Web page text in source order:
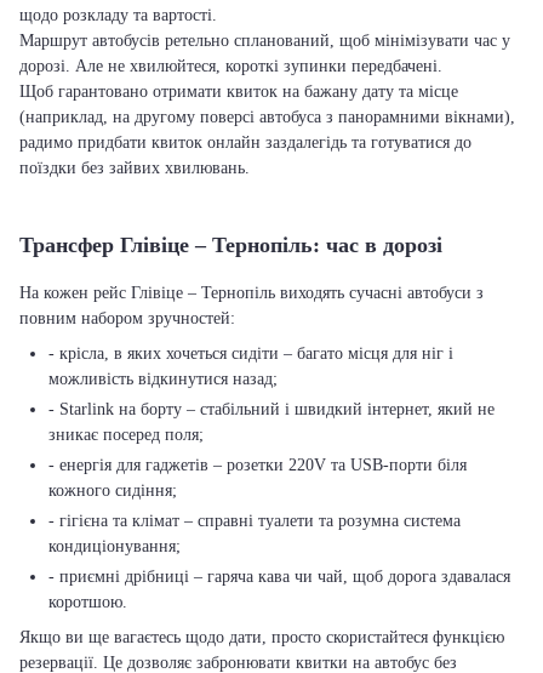
щодо розкладу та вартості.
Маршрут автобусів ретельно спланований, щоб мінімізувати час у
дорозі. Але не хвилюйтеся, короткі зупинки передбачені.
Щоб гарантовано отримати квиток на бажану дату та місце
(наприклад, на другому поверсі автобуса з панорамними вікнами),
радимо придбати квиток онлайн заздалегідь та готуватися до
поїздки без зайвих хвилювань.
Трансфер Глівіце – Тернопіль: час в дорозі
На кожен рейс Глівіце – Тернопіль виходять сучасні автобуси з
повним набором зручностей:
- крісла, в яких хочеться сидіти – багато місця для ніг і
можливість відкинутися назад;
- Starlink на борту – стабільний і швидкий інтернет, який не
зникає посеред поля;
- енергія для гаджетів – розетки 220V та USB-порти біля
кожного сидіння;
- гігієна та клімат – справні туалети та розумна система
кондиціонування;
- приємні дрібниці – гаряча кава чи чай, щоб дорога здавалася
коротшою.
Якщо ви ще вагаєтесь щодо дати, просто скористайтеся функцією
резервації. Це дозволяє забронювати квитки на автобус без